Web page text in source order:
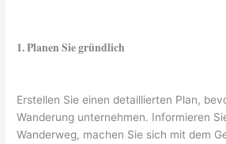
1. Planen Sie gründlich
Erstellen Sie einen detaillierten Plan,
Wanderung unternehmen. Informieren
Wanderweg, machen Sie sich mit dem